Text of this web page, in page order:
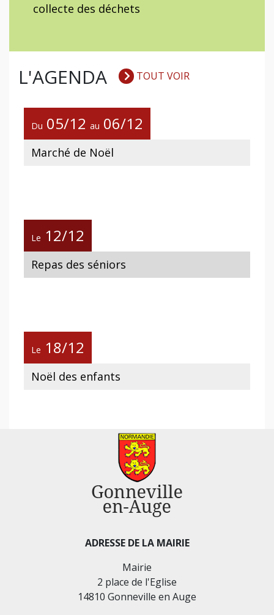
collecte des déchets
L'AGENDA TOUT VOIR
Du 05/12 au 06/12
Marché de Noël
Le 12/12
Repas des séniors
Le 18/12
Noël des enfants
ADRESSE DE LA MAIRIE
Mairie
2 place de l'Eglise
14810 Gonneville en Auge